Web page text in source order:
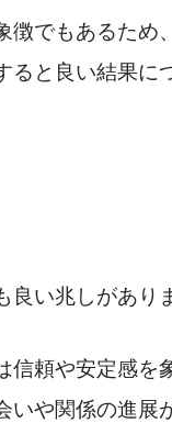
徴でもあるため
ると良い結果に
良い兆しがあり
信頼や安定感を
いや関係の進展